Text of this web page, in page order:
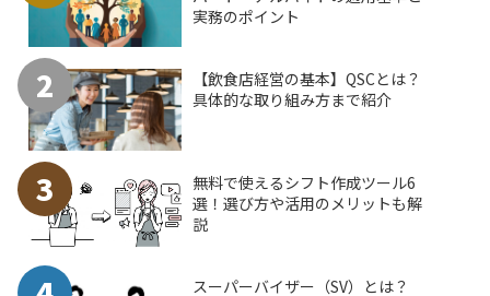
実務のポイント
2
【飲食店経営の基本】QSCとは？
具体的な取り組み方まで紹介
3
無料で使えるシフト作成ツール6
選！選び方や活用のメリットも解
説
スーパーバイザー（SV）とは？